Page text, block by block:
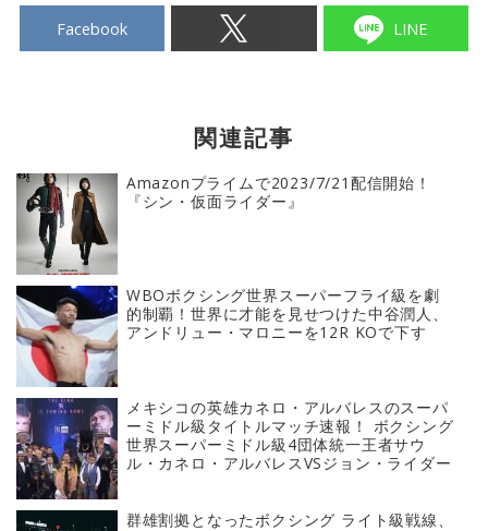
Facebook LINE
関連記事
Amazonプライムで2023/7/21配信開始！
『シン・仮面ライダー』
WBOボクシング世界スーパーフライ級を劇
的制覇！世界に才能を見せつけた中谷潤人、
アンドリュー・マロニーを12R KOで下す
メキシコの英雄カネロ・アルバレスのスーパ
ーミドル級タイトルマッチ速報！ ボクシング
世界スーパーミドル級4団体統一王者サウ
ル・カネロ・アルバレスVSジョン・ライダー
群雄割拠となったボクシング ライト級戦線、